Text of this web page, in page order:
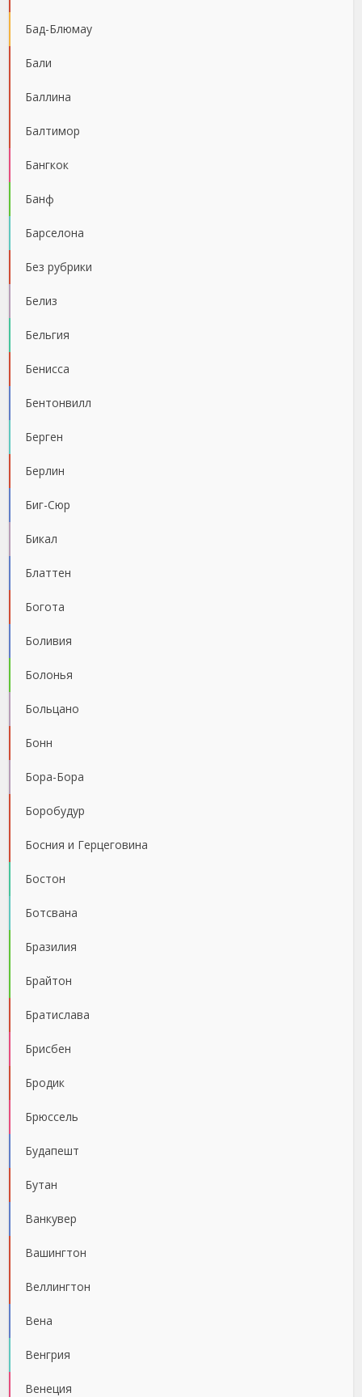
Бад-Блюмау
Бали
Баллина
Балтимор
Бангкок
Банф
Барселона
Без рубрики
Белиз
Бельгия
Бенисса
Бентонвилл
Берген
Берлин
Биг-Сюр
Бикал
Блаттен
Богота
Боливия
Болонья
Больцано
Бонн
Бора-Бора
Боробудур
Босния и Герцеговина
Бостон
Ботсвана
Бразилия
Брайтон
Братислава
Брисбен
Бродик
Брюссель
Будапешт
Бутан
Ванкувер
Вашингтон
Веллингтон
Вена
Венгрия
Венеция